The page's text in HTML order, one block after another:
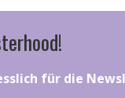
für die